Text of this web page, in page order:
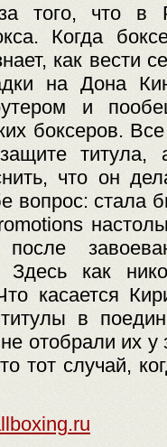
того, что в
Когда
как вести
на Дона
и
боксеров.
титула,
что он
вопрос: стала
Здесь как
касается
в
отобрали их у
тот случай,